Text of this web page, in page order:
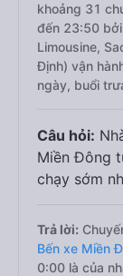
khoảng 31
đến 23:50 bởi
Limousine,
Định) vận
ngày, buổi
Câu hỏi:
Miền Đông
chạy sớm
Trả lời:
Bến xe Miền
0:00 là của